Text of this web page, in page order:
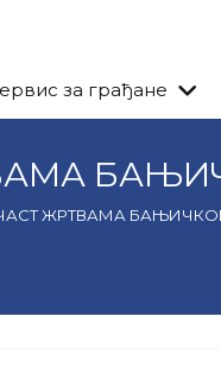
за грађане
ЖРТВАМА